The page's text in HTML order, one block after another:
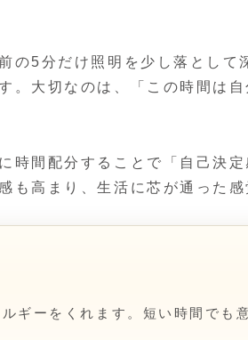
の5分だけ照明を少し落として
大切なのは、「この時間は
間配分することで「自己決
高まり、生活に芯が通った感
ギーをくれます。短い時間でも